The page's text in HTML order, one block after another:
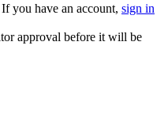
you have an account, sign in
approval before it will be